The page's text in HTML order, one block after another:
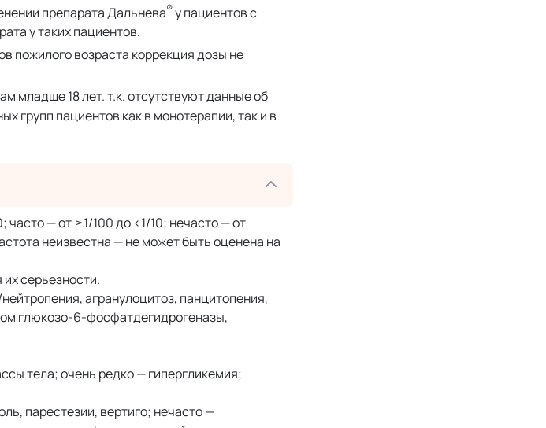
препарата Дальнева®у пациентов с
у таких пациентов.
пожилого возраста коррекция дозы не
младше 18 лет. т.к. отсутствуют данные об
групп пациентов как в монотерапии, так и в
— от ≥1/100 до <1/10; нечасто — от
неизвестна — не может быть оценена на
серьезности.
агранулоцитоз, панцитопения,
глюкозо-6-фосфатдегидрогеназы,
тела; очень редко — гипергликемия;
парестезии, вертиго; нечасто —